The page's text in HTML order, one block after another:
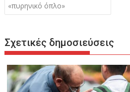
«πυρηνικό όπλο»
Σχετικές δημοσιεύσεις